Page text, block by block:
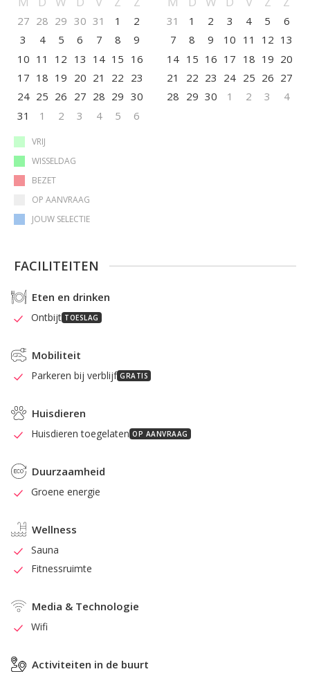
27 28 29 30 31 1
2
3
4 5 6 7 8
9
10 11 12 13 14 15 16
17 18 19 20 21 22 23
24 25 26 27 28 29 30
31
1 2 3 4 5 6
31 1 2 3 4 5
6
7
8 9 10 11 12 13
14 15 16 17 18 19 20
21
22 23 24 25 26 27
28 29 30 1 2 3 4
VRIJ
WISSELDAG
BEZET
OP AANVRAAG
JOUW SELECTIE
FACILITEITEN
Eten en drinken
Ontbijt TOESLAG
Mobiliteit
Parkeren bij verblijf GRATIS
Huisdieren
Huisdieren toegelaten OP AANVRAAG
Duurzaamheid
Groene energie
Wellness
Sauna
Fitnessruimte
Media & Technologie
Wifi
Activiteiten in de buurt